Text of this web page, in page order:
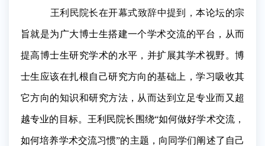
王利民院长在开幕式致辞中提到，本论坛的宗
旨就是为广大博士生搭建一个学术交流的平台，从而
提高博士生研究学术的水平，并扩展其学术视野。博
士生应该在扎根自己研究方向的基础上，学习吸收其
它方向的知识和研究方法，从而达到立足专业而又超
越专业的目标。王利民院长围绕“如何做好学术交流，
如何培养学术交流习惯”的主题，向同学们阐述了自己